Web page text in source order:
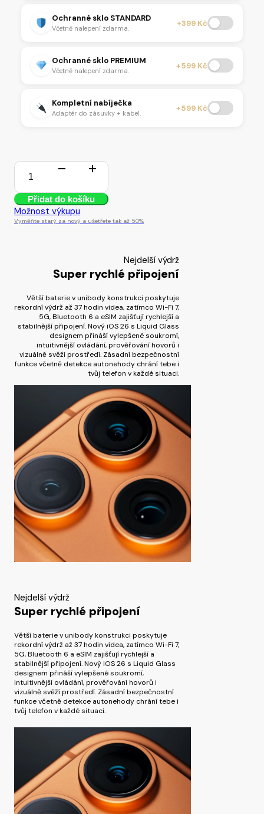
Ochranné sklo STANDARD
Včetně nalepení zdarma. +399 Kč
Ochranné sklo PREMIUM
Včetně nalepení zdarma. +599 Kč
Kompletní nabíječka
Adaptér do zásuvky + kabel. +599 Kč
iPhone
17
Pro
256GB
Deep
Přidat do košíku
Možnost výkupu
Vyměňte starý za nový a ušetřete tak až 50%
Nejdelší výdrž
Super rychlé připojení
Větší baterie v unibody konstrukci poskytuje
rekordní výdrž až 37 hodin videa, zatímco Wi-Fi 7,
5G, Bluetooth 6 a eSIM zajišťují rychlejší a
stabilnější připojení. Nový iOS 26 s Liquid Glass
designem přináší vylepšené soukromí,
intuitivnější ovládání, prověřování hovorů i
vizuálně svěží prostředí. Zásadní bezpečnostní
funkce včetně detekce autonehody chrání tebe i
tvůj telefon v každé situaci.
Nejdelší výdrž
Super rychlé připojení
Větší baterie v unibody konstrukci poskytuje
rekordní výdrž až 37 hodin videa, zatímco Wi-Fi 7,
5G, Bluetooth 6 a eSIM zajišťují rychlejší a
stabilnější připojení. Nový iOS 26 s Liquid Glass
designem přináší vylepšené soukromí,
intuitivnější ovládání, prověřování hovorů i
vizuálně svěží prostředí. Zásadní bezpečnostní
funkce včetně detekce autonehody chrání tebe i
tvůj telefon v každé situaci.